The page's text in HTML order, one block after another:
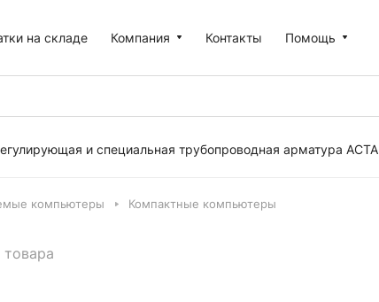
на складе Компания Контакты Помощь
и специальная трубопроводная арматура АСТА
компьютеры Компактные компьютеры
товара